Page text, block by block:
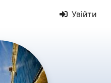
Увійти